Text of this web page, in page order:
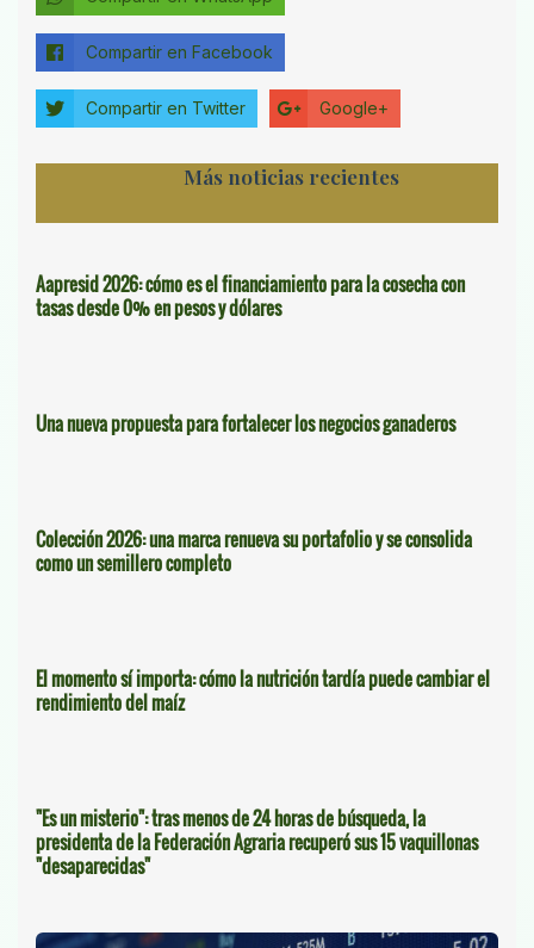
Compartir en Facebook
Compartir en Twitter Google+
Más noticias recientes
Aapresid 2026: cómo es el financiamiento para la cosecha con
tasas desde 0% en pesos y dólares
Una nueva propuesta para fortalecer los negocios ganaderos
Colección 2026: una marca renueva su portafolio y se consolida
como un semillero completo
El momento sí importa: cómo la nutrición tardía puede cambiar el
rendimiento del maíz
"Es un misterio": tras menos de 24 horas de búsqueda, la
presidenta de la Federación Agraria recuperó sus 15 vaquillonas
"desaparecidas"